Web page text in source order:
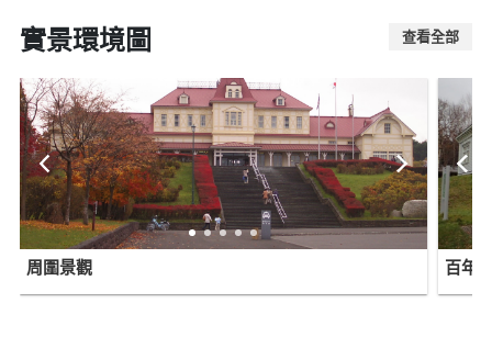
實景環境圖 查看全部
周圍景觀 百年